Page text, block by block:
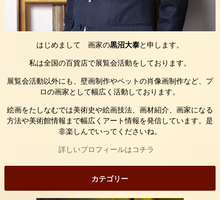
はじめまして 画家の黒沼大泰と申します。
私は全国の百貨店で展覧会活動をしております。
展覧会活動以外にも、壁画制作やペットの肖像画制作など、プ
ロの画家として幅広く活動しております。
絵画をたしなむでは美術史や絵画技法、画材紹介、画家になる
方法や美術館情報まで幅広くアート情報を発信しています。是
非楽しんでいってくださいね。
詳しいプロフィールはコチラ
カテゴリー